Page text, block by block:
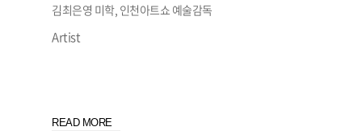
김최은영 미학, 인천아트쇼 예술감독
Artist
READ MORE